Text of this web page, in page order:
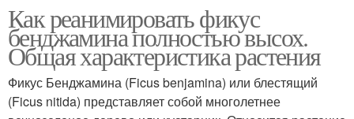
Как реанимировать фикус
бенджамина полностью высох.
Общая характеристика растения
Фикус Бенджамина (Ficus benjamina) или блестящий
(Ficus nitida) представляет собой многолетнее